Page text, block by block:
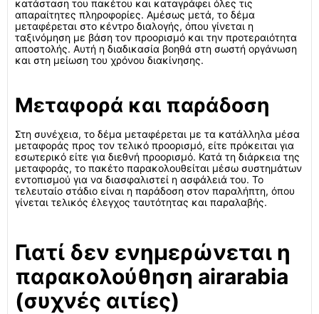
κατάσταση του πακέτου και καταγράφει όλες τις
απαραίτητες πληροφορίες. Αμέσως μετά, το δέμα
μεταφέρεται στο κέντρο διαλογής, όπου γίνεται η
ταξινόμηση με βάση τον προορισμό και την προτεραιότητα
αποστολής. Αυτή η διαδικασία βοηθά στη σωστή οργάνωση
και στη μείωση του χρόνου διακίνησης.
Μεταφορά και παράδοση
Στη συνέχεια, το δέμα μεταφέρεται με τα κατάλληλα μέσα
μεταφοράς προς τον τελικό προορισμό, είτε πρόκειται για
εσωτερικό είτε για διεθνή προορισμό. Κατά τη διάρκεια της
μεταφοράς, το πακέτο παρακολουθείται μέσω συστημάτων
εντοπισμού για να διασφαλιστεί η ασφάλειά του. Το
τελευταίο στάδιο είναι η παράδοση στον παραλήπτη, όπου
γίνεται τελικός έλεγχος ταυτότητας και παραλαβής.
Γιατί δεν ενημερώνεται η
παρακολούθηση airarabia
(συχνές αιτίες)